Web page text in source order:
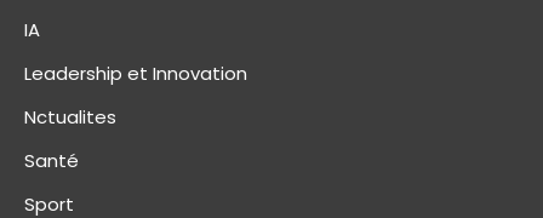
IA
Leadership et Innovation
Nctualites
Santé
Sport